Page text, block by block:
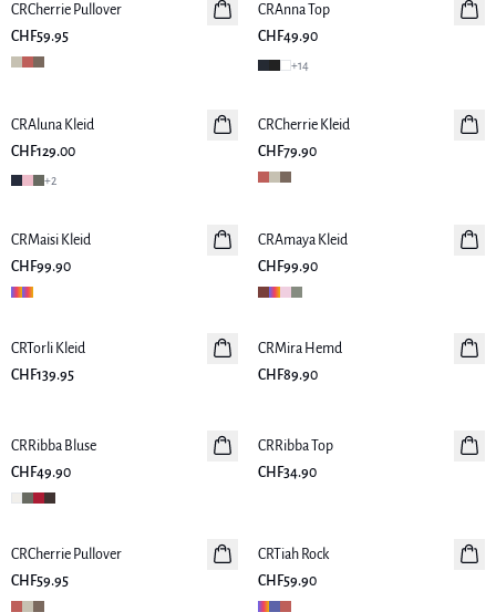
Neuheiten
CRCherrie Pullover
CHF59.95
Neuheiten
CRAnna Top
CHF49.90
+14
Neuheiten
CRAluna Kleid
CHF129.00
+2
Neuheiten
CRCherrie Kleid
CHF79.90
Neuheiten
CRMaisi Kleid
CHF99.90
Neuheiten
CRAmaya Kleid
CHF99.90
Neuheiten
CRTorli Kleid
CHF139.95
Neuheiten
CRMira Hemd
CHF89.90
Neuheiten
CRRibba Bluse
CHF49.90
Neuheiten
CRRibba Top
CHF34.90
Neuheiten
CRCherrie Pullover
CHF59.95
Neuheiten
CRTiah Rock
CHF59.90